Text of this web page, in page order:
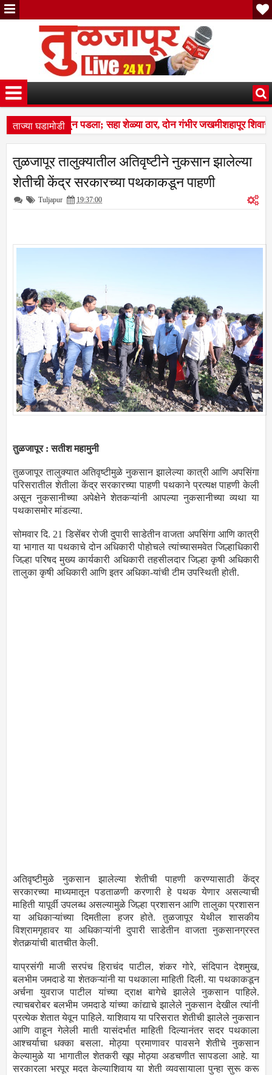
ताज्या घडामोडी
शेळ्यांवर तुटून पडला; सहा शेळ्या ठार, दोन गंभीर जखमीशहापूर
देतो' म्हणत १७ लाखांचा गंडा; तुळजापूर तालुक्यातील दाम्पत्याची आर्थिक
शेळ्यांवर तुटून पडला; सहा शेळ्या ठार, दोन गंभीर जखमीशहापूर
तुळजापूर तालुक्यातील अतिवृष्टीने नुकसान झालेल्या
शेतीची केंद्र सरकारच्या पथकाकडून पाहणी
Tuljapur 19:37:00
तुळजापूर : सतीश महामुनी
तुळजापूर तालुक्यात अतिवृष्टीमुळे नुकसान झालेल्या कात्री आणि अपसिंगा
परिसरातील शेतीला केंद्र सरकारच्या पाहणी पथकाने प्रत्यक्ष पाहणी केली
असून नुकसानीच्या अपेक्षेने शेतकऱ्यांनी आपल्या नुकसानीच्या व्यथा या
पथकासमोर मांडल्या.
सोमवार दि. 21 डिसेंबर रोजी दुपारी साडेतीन वाजता अपसिंगा आणि कात्री
या भागात या पथकाचे दोन अधिकारी पोहोचले त्यांच्यासमवेत जिल्हाधिकारी
जिल्हा परिषद मुख्य कार्यकारी अधिकारी तहसीलदार जिल्हा कृषी अधिकारी
तालुका कृषी अधिकारी आणि इतर अधिका-यांची टीम उपस्थिती होती.
अतिवृष्टीमुळे नुकसान झालेल्या शेतीची पाहणी करण्यासाठी केंद्र
सरकारच्या माध्यमातून पडताळणी करणारी हे पथक येणार असल्याची
माहिती यापूर्वी उपलब्ध असल्यामुळे जिल्हा प्रशासन आणि तालुका प्रशासन
या अधिकाऱ्यांच्या दिमतीला हजर होते. तुळजापूर येथील शासकीय
विश्रामगृहावर या अधिकाऱ्यांनी दुपारी साडेतीन वाजता नुकसानग्रस्त
शेतकर्‍यांची बातचीत केली.
याप्रसंगी माजी सरपंच हिराचंद पाटील, शंकर गोरे, संदिपान देशमुख,
बलभीम जमदाडे या शेतकऱ्यांनी या पथकाला माहिती दिली. या पथकाकडून
अर्चना युवराज पाटील यांच्या द्राक्ष बागेचे झालेले नुकसान पाहिले.
त्याचबरोबर बलभीम जमदाडे यांच्या कांद्याचे झालेले नुकसान देखील त्यांनी
प्रत्येक शेतात येवून पाहिले. याशिवाय या परिसरात शेतीची झालेले नुकसान
आणि वाहून गेलेली माती यासंदर्भात माहिती दिल्यानंतर सदर पथकाला
आश्चर्याचा धक्का बसला. मोठ्या प्रमाणावर पावसने शेतीचे नुकसान
केल्यामुळे या भागातील शेतकरी खूप मोठ्या अडचणीत सापडला आहे. या
सरकारला भरपूर मदत केल्याशिवाय या शेती व्यवसायाला पुन्हा सुरू करू